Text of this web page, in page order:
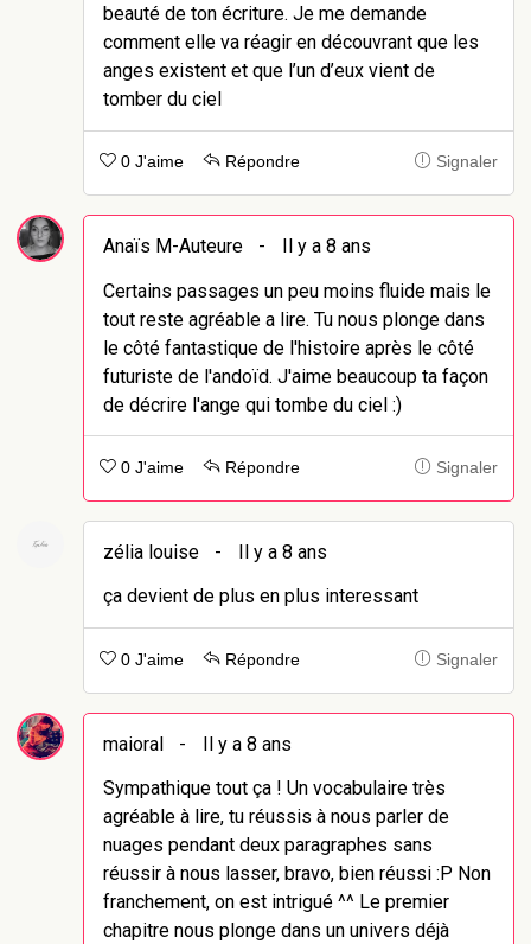
beauté de ton écriture. Je me demande
comment elle va réagir en découvrant que les
anges existent et que l’un d’eux vient de
tomber du ciel
0 J'aime Répondre Signaler
Anaïs M-Auteure -
Il y a 8 ans
Certains passages un peu moins fluide mais le
tout reste agréable a lire. Tu nous plonge dans
le côté fantastique de l'histoire après le côté
futuriste de l'andoïd. J'aime beaucoup ta façon
de décrire l'ange qui tombe du ciel :)
0 J'aime Répondre Signaler
zélia louise -
Il y a 8 ans
ça devient de plus en plus interessant
0 J'aime Répondre Signaler
maioral -
Il y a 8 ans
Sympathique tout ça ! Un vocabulaire très
agréable à lire, tu réussis à nous parler de
nuages pendant deux paragraphes sans
réussir à nous lasser, bravo, bien réussi :P Non
franchement, on est intrigué ^^ Le premier
chapitre nous plonge dans un univers déjà